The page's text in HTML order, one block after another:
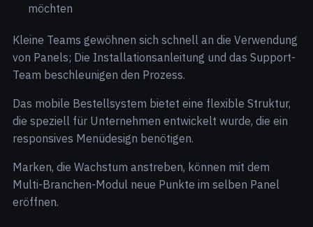
möchten
Kleine Teams gewöhnen sich schnell an die Verwendung
von Panels; Die Installationsanleitung und das Support-
Team beschleunigen den Prozess.
Das mobile Bestellsystem bietet eine flexible Struktur,
die speziell für Unternehmen entwickelt wurde, die ein
responsives Menüdesign benötigen.
Marken, die Wachstum anstreben, können mit dem
Multi-Branchen-Modul neue Punkte im selben Panel
eröffnen.